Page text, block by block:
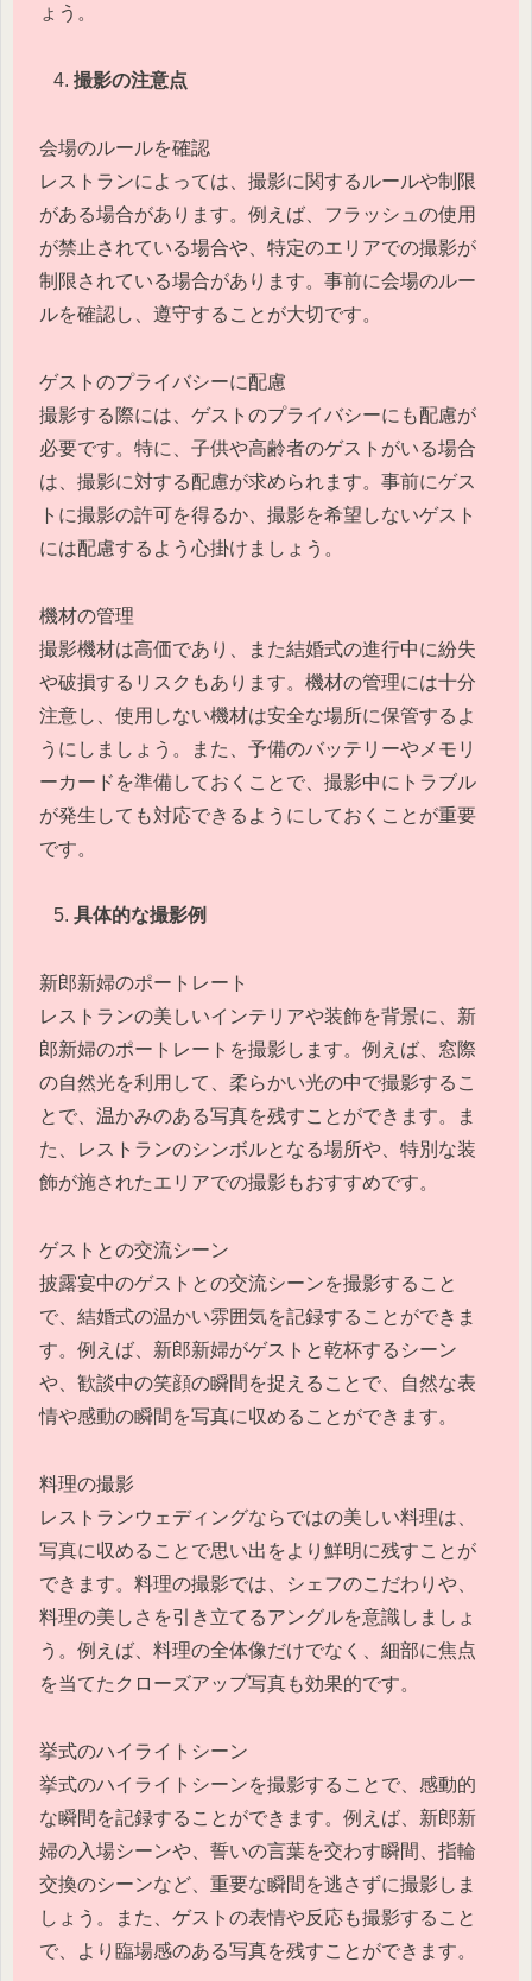
ょう。
撮影の注意点
会場のルールを確認
レストランによっては、撮影に関するルールや制限
がある場合があります。例えば、フラッシュの使用
が禁止されている場合や、特定のエリアでの撮影が
制限されている場合があります。事前に会場のルー
ルを確認し、遵守することが大切です。
ゲストのプライバシーに配慮
撮影する際には、ゲストのプライバシーにも配慮が
必要です。特に、子供や高齢者のゲストがいる場合
は、撮影に対する配慮が求められます。事前にゲス
トに撮影の許可を得るか、撮影を希望しないゲスト
には配慮するよう心掛けましょう。
機材の管理
撮影機材は高価であり、また結婚式の進行中に紛失
や破損するリスクもあります。機材の管理には十分
注意し、使用しない機材は安全な場所に保管するよ
うにしましょう。また、予備のバッテリーやメモリ
ーカードを準備しておくことで、撮影中にトラブル
が発生しても対応できるようにしておくことが重要
です。
具体的な撮影例
新郎新婦のポートレート
レストランの美しいインテリアや装飾を背景に、新
郎新婦のポートレートを撮影します。例えば、窓際
の自然光を利用して、柔らかい光の中で撮影するこ
とで、温かみのある写真を残すことができます。ま
た、レストランのシンボルとなる場所や、特別な装
飾が施されたエリアでの撮影もおすすめです。
ゲストとの交流シーン
披露宴中のゲストとの交流シーンを撮影すること
で、結婚式の温かい雰囲気を記録することができま
す。例えば、新郎新婦がゲストと乾杯するシーン
や、歓談中の笑顔の瞬間を捉えることで、自然な表
情や感動の瞬間を写真に収めることができます。
料理の撮影
レストランウェディングならではの美しい料理は、
写真に収めることで思い出をより鮮明に残すことが
できます。料理の撮影では、シェフのこだわりや、
料理の美しさを引き立てるアングルを意識しましょ
う。例えば、料理の全体像だけでなく、細部に焦点
を当てたクローズアップ写真も効果的です。
挙式のハイライトシーン
挙式のハイライトシーンを撮影することで、感動的
な瞬間を記録することができます。例えば、新郎新
婦の入場シーンや、誓いの言葉を交わす瞬間、指輪
交換のシーンなど、重要な瞬間を逃さずに撮影しま
しょう。また、ゲストの表情や反応も撮影すること
で、より臨場感のある写真を残すことができます。